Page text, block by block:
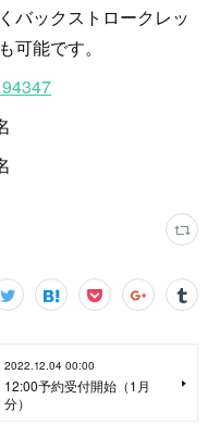
バックストロークレッ
可能です。
2022.12.04 00:00
12:00予約受付開始（1月
分）